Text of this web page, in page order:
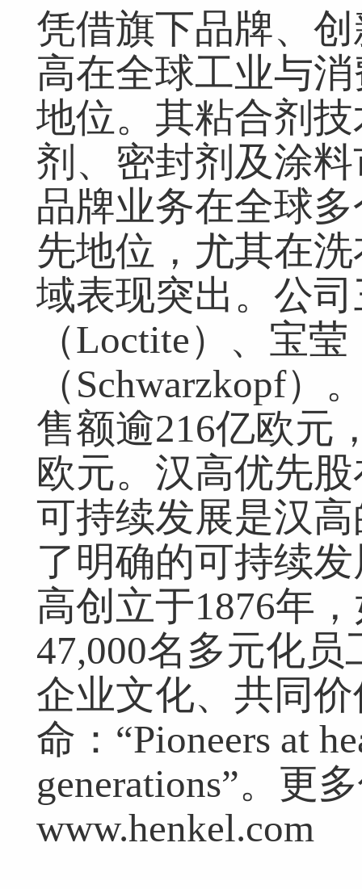
凭借旗下品牌、
高在全球工业与
地位。其粘合剂
剂、密封剂及涂
品牌业务在全球
先地位，尤其在
域表现突出。公
（Loctite）、宝
（Schwarzkopf）
售额逾216亿欧元
欧元。汉高优先
可持续发展是汉
了明确的可持续
高创立于1876年
47,000名多元化
企业文化、共同
命：“Pioneers at
generations”。更
www.henkel.com